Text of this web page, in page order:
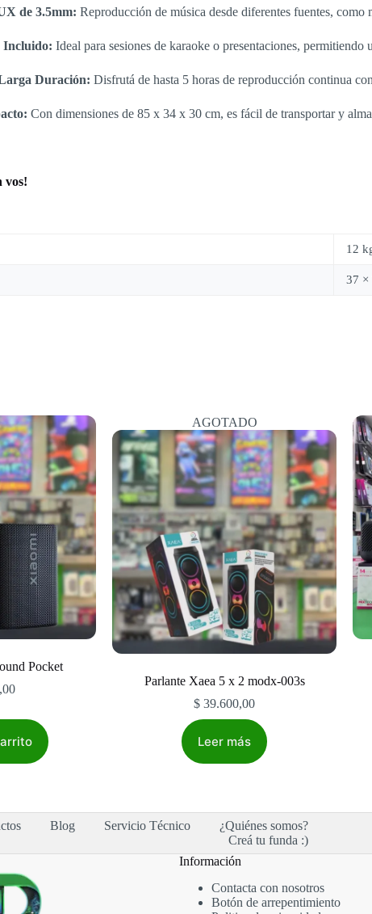
de 3.5mm: Reproducción de música desde diferentes fuentes,
Incluido: Ideal para sesiones de karaoke o presentaciones,
Duración: Disfrutá de hasta 5 horas de reproducción continua
Con dimensiones de 85 x 34 x 30 cm, es fácil de transportar y
vos!
12
37 ×
Pocket
AGOTADO
Parlante Xaea 5 x 2 modx-003s
$ 39.600,00
Leer más
Blog Servicio Técnico
¿Quiénes somos?
Creá tu funda :)
Información
Contacta con nosotros
Botón de arrepentimiento